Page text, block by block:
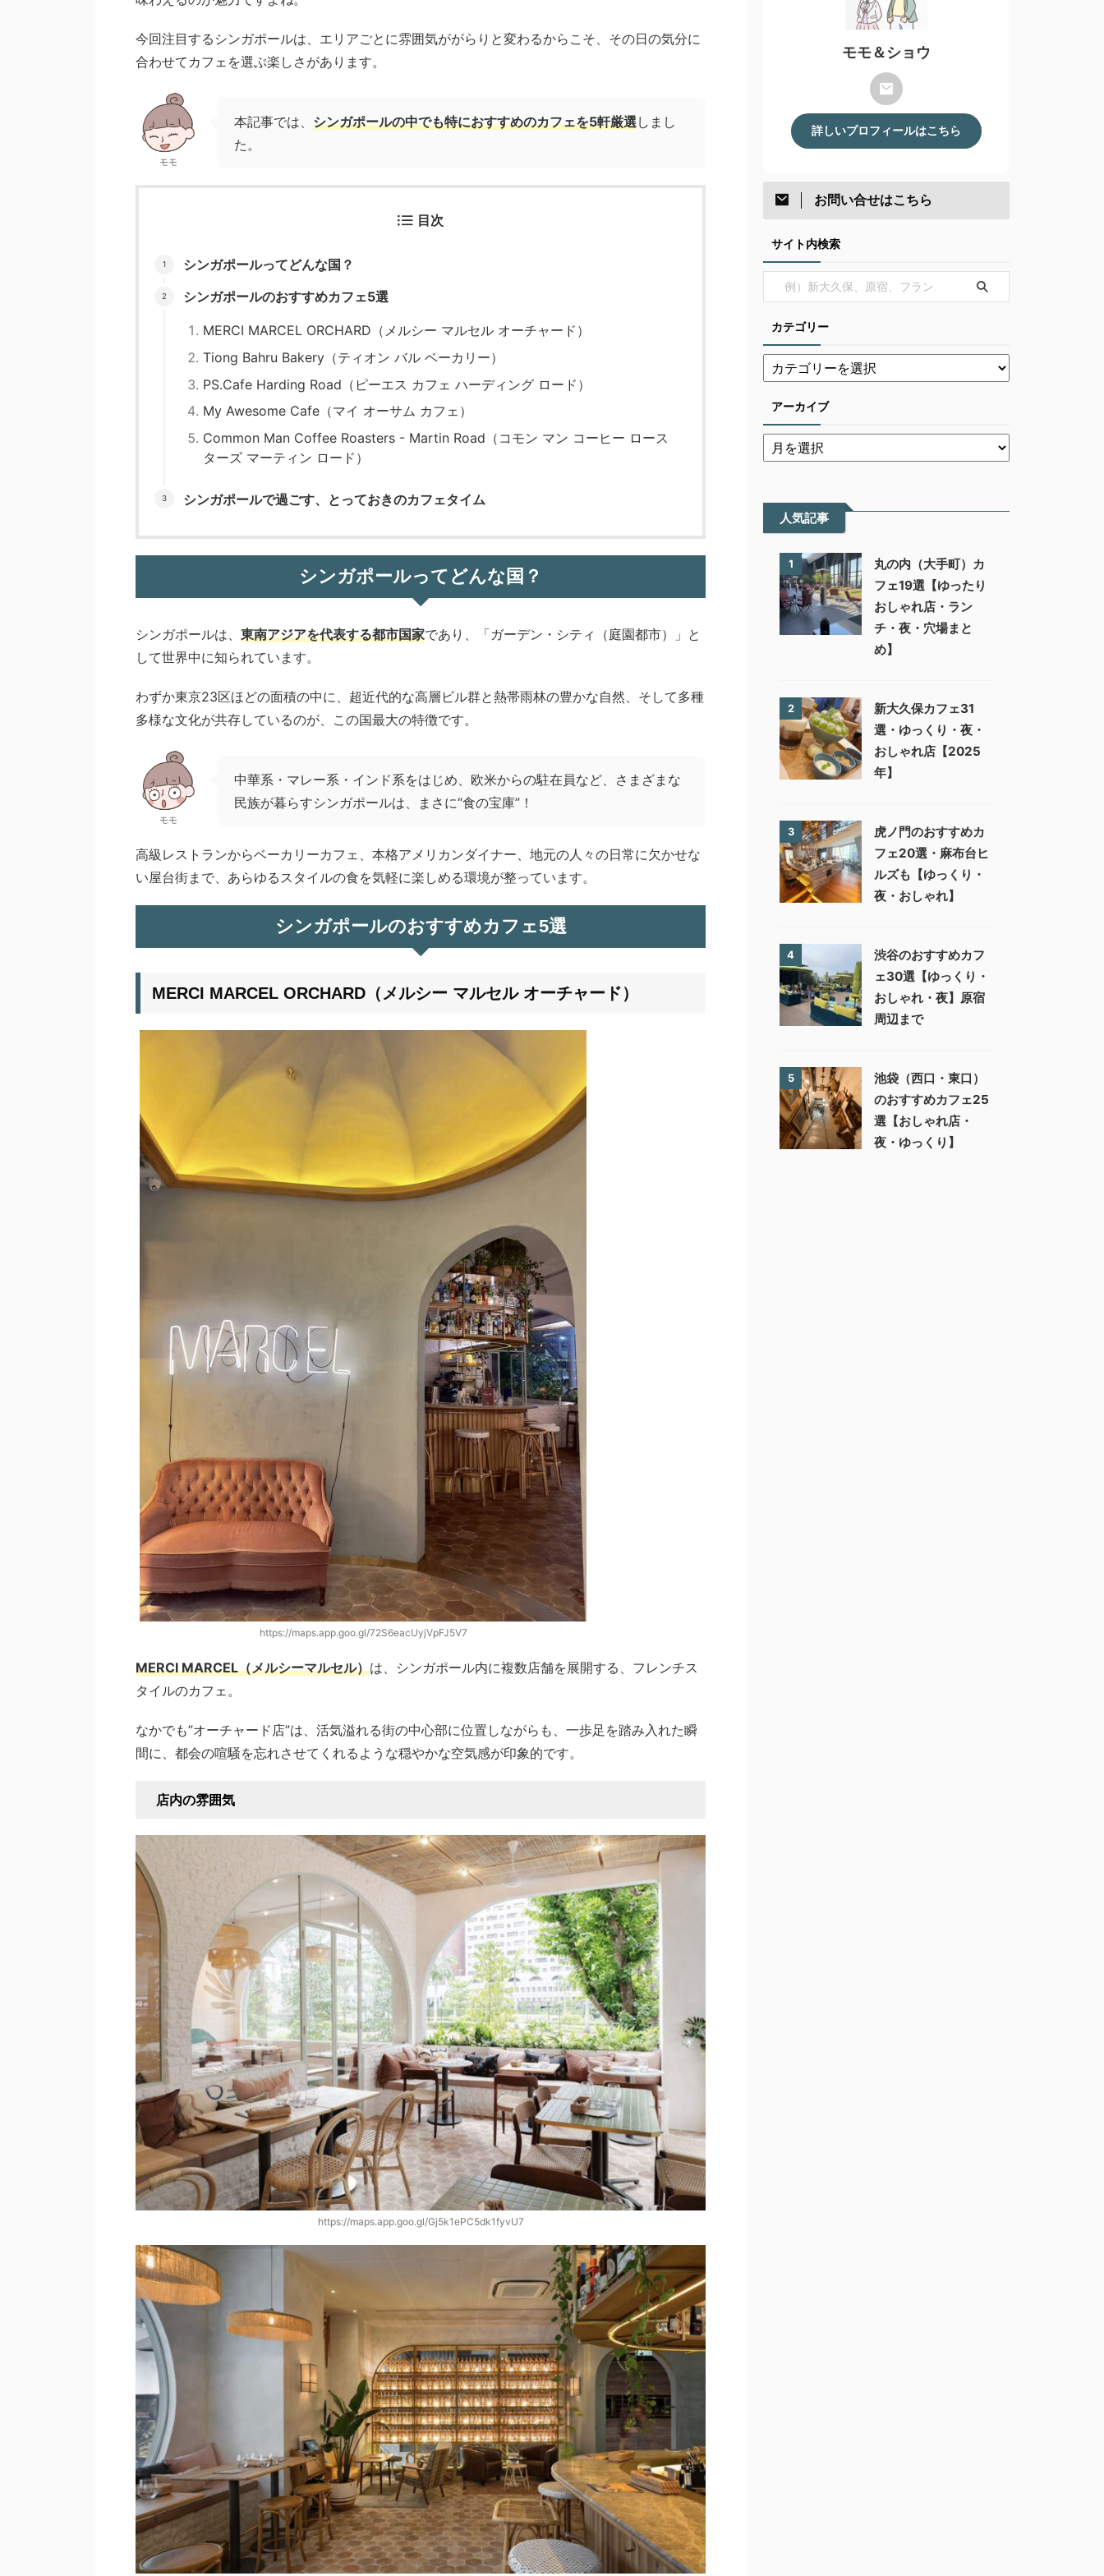
今回注目するシンガポールは、エリアごとに雰囲気ががらりと変わるからこそ、その日の気分に
合わせてカフェを選ぶ楽しさがあります。
モモ
本記事では、 シンガポールの中でも特におすすめのカフェを5軒厳選しまし
た。
目次
シンガポールってどんな国？
シンガポールのおすすめカフェ5選
MERCI MARCEL ORCHARD（メルシー マルセル オーチャード）
Tiong Bahru Bakery（ティオン バル ベーカリー）
PS.Cafe Harding Road（ピーエス カフェ ハーディング ロード）
My Awesome Cafe（マイ オーサム カフェ）
Common Man Coffee Roasters - Martin Road（コモン マン コーヒー ロース
ターズ マーティン ロード）
シンガポールで過ごす、とっておきのカフェタイム
シンガポールってどんな国？
シンガポールは、 東南アジアを代表する都市国家であり、「ガーデン・シティ（庭園都市）」と
して世界中に知られています。
わずか東京23区ほどの面積の中に、超近代的な高層ビル群と熱帯雨林の豊かな自然、そして多種
多様な文化が共存しているのが、この国最大の特徴です。
モモ
中華系・マレー系・インド系をはじめ、欧米からの駐在員など、さまざまな
民族が暮らすシンガポールは、まさに“食の宝庫”！
高級レストランからベーカリーカフェ、本格アメリカンダイナー、地元の人々の日常に欠かせな
い屋台街まで、あらゆるスタイルの食を気軽に楽しめる環境が整っています。
シンガポールのおすすめカフェ5選
MERCI MARCEL ORCHARD（メルシー マルセル オーチャード）
https://maps.app.goo.gl/72S6eacUyjVpFJ5V7
MERCI MARCEL（メルシーマルセル）は、シンガポール内に複数店舗を展開する、フレンチス
タイルのカフェ。
なかでも”オーチャード店”は、活気溢れる街の中心部に位置しながらも、一歩足を踏み入れた瞬
間に、都会の喧騒を忘れさせてくれるような穏やかな空気感が印象的です。
店内の雰囲気
https://maps.app.goo.gl/Gj5k1ePC5dk1fyvU7
モモ＆ショウ
詳しいプロフィールはこちら
お問い合せはこちら
サイト内検索
カテゴリー
アーカイブ
人気記事
1
丸の内（大手町）カ
フェ19選【ゆったり
おしゃれ店・ラン
チ・夜・穴場まと
め】
2
新大久保カフェ31
選・ゆっくり・夜・
おしゃれ店【2025
年】
3
虎ノ門のおすすめカ
フェ20選・麻布台ヒ
ルズも【ゆっくり・
夜・おしゃれ】
4
渋谷のおすすめカフ
ェ30選【ゆっくり・
おしゃれ・夜】原宿
周辺まで
5
池袋（西口・東口）
のおすすめカフェ25
選【おしゃれ店・
夜・ゆっくり】